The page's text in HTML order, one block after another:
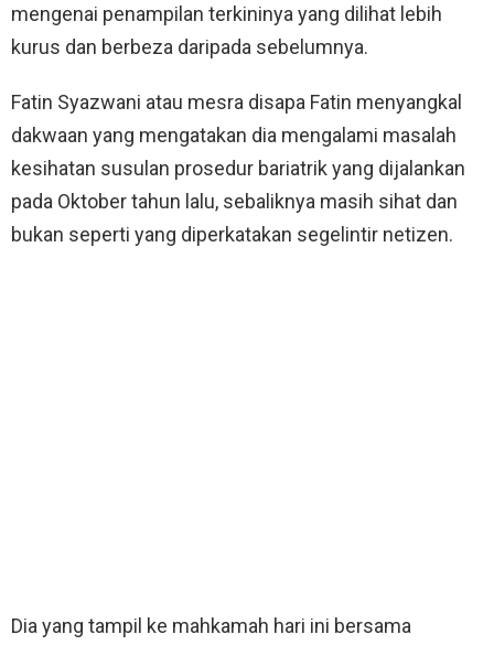
mengenai penampilan terkininya yang dilihat lebih
kurus dan berbeza daripada sebelumnya.
Fatin Syazwani atau mesra disapa Fatin menyangkal
dakwaan yang mengatakan dia mengalami masalah
kesihatan susulan prosedur bariatrik yang dijalankan
pada Oktober tahun lalu, sebaliknya masih sihat dan
bukan seperti yang diperkatakan segelintir netizen.
Dia yang tampil ke mahkamah hari ini bersama